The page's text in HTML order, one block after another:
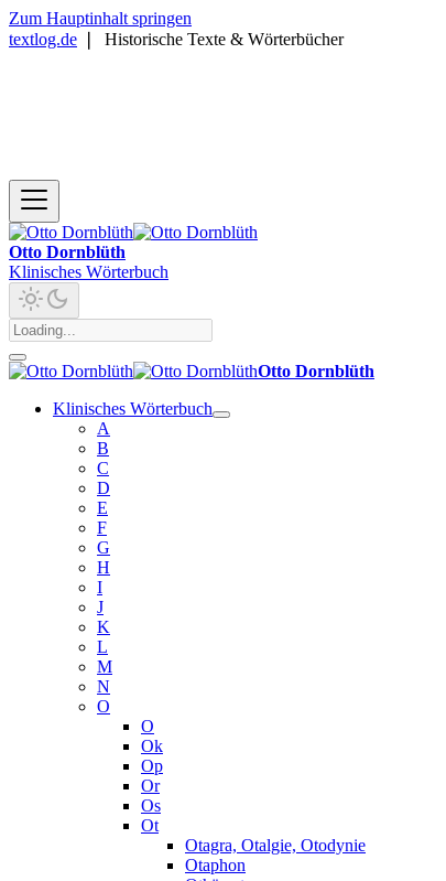
Zum Hauptinhalt springen
textlog.de
Historische Texte & Wörterbücher
Otto Dornblüth
Klinisches Wörterbuch
Otto Dornblüth
Klinisches Wörterbuch
A
B
C
D
E
F
G
H
I
J
K
L
M
N
O
O
Ok
Op
Or
Os
Ot
Otagra, Otalgie, Otodynie
Otaphon